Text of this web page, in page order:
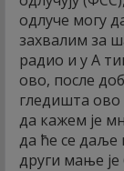
одлуче могу
захвалим за
радио и у А
ово, после
гледишта ово
да кажем је
да ће се даље
други мање